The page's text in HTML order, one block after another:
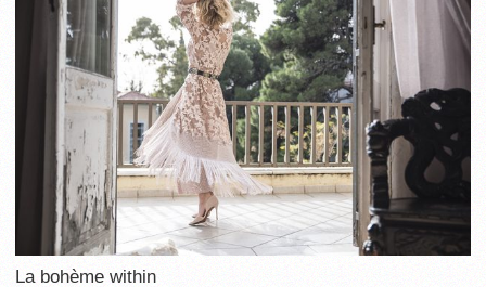
La bohème within